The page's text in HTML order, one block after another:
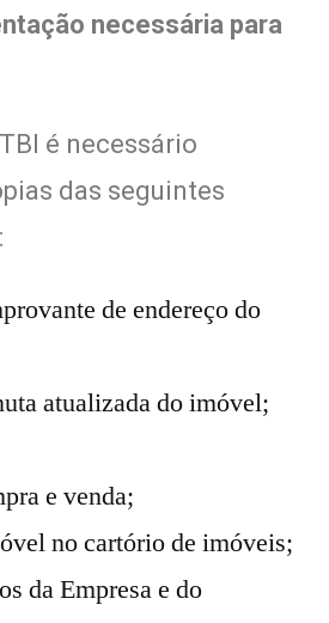
necessária para
é necessário
das seguintes
de endereço do
atualizada do imóvel;
e venda;
no cartório de imóveis;
da Empresa e do